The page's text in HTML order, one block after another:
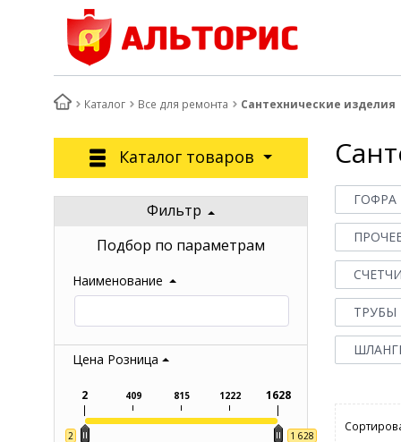
Каталог Все для ремонта Сантехнические изделия
Каталог товаров
Фильтр
Подбор по параметрам
Наименование
Цена Розница
2 1 628
2 409 815 1222 1628
ГОФРА
ТРУБЫ